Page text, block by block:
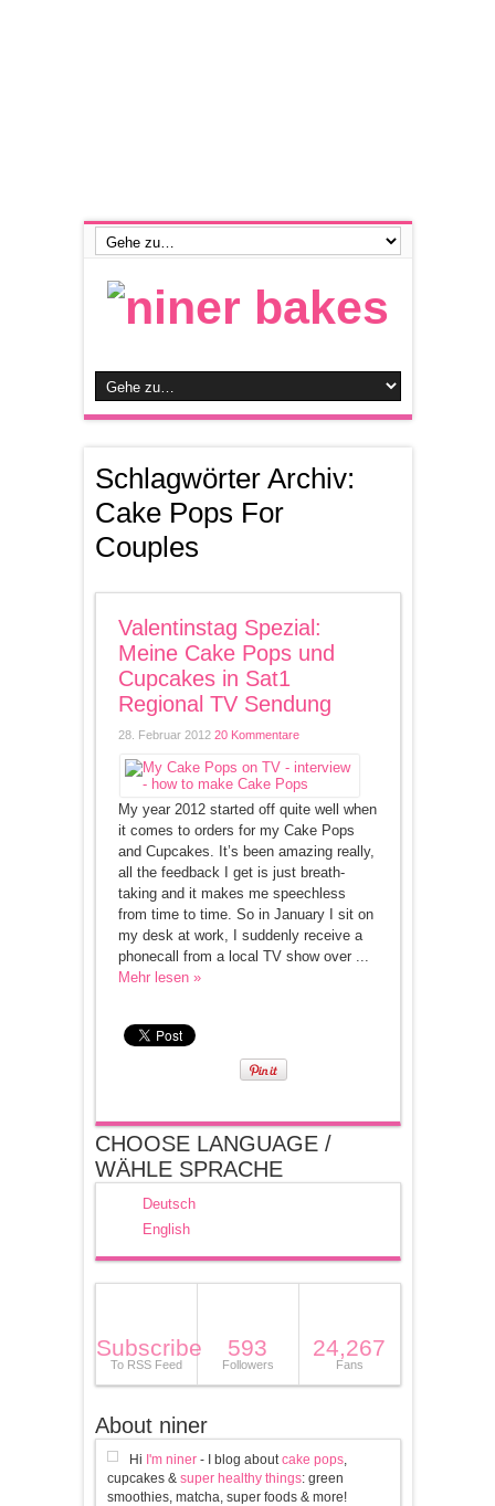
Schlagwörter Archiv:
Cake Pops For
Couples
Valentinstag Spezial:
Meine Cake Pops und
Cupcakes in Sat1
Regional TV Sendung
28. Februar 2012 20 Kommentare
My year 2012 started off quite well when
it comes to orders for my Cake Pops
and Cupcakes. It’s been amazing really,
all the feedback I get is just breath-
taking and it makes me speechless
from time to time. So in January I sit on
my desk at work, I suddenly receive a
phonecall from a local TV show over ...
Mehr lesen »
CHOOSE LANGUAGE /
WÄHLE SPRACHE
Deutsch
English
Subscribe
To RSS Feed
593
Followers
24,267
Fans
About niner
Hi I'm niner- I blog aboutcake pops,
cupcakes & super healthy things: green
smoothies, matcha, super foods & more!